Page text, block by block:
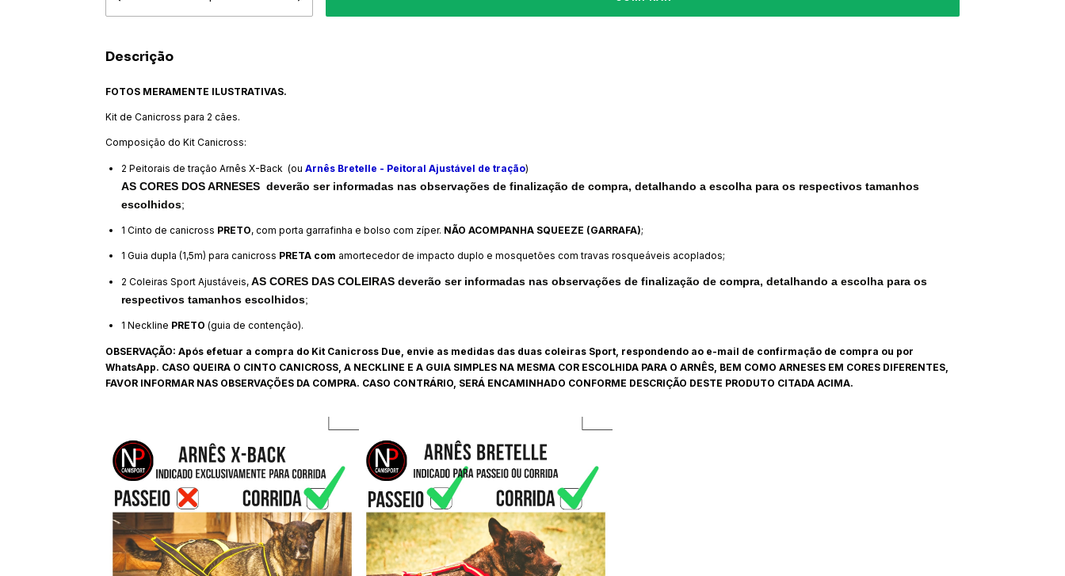
Descrição
FOTOS MERAMENTE ILUSTRATIVAS.
Kit de Canicross para 2 cães.
Composição do Kit Canicross:
2 Peitorais de tração Arnês X-Back (ou Arnês Bretelle - Peitoral Ajustável de tração)
AS CORES DOS ARNESES deverão ser informadas nas observações de finalização de compra, detalhando a escolha para os respectivos tamanhos
escolhidos;
1 Cinto de canicross PRETO, com porta garrafinha e bolso com zíper. NÃO ACOMPANHA SQUEEZE (GARRAFA);
1 Guia dupla (1,5m) para canicross PRETA com amortecedor de impacto duplo e mosquetões com travas rosqueáveis acoplados;
2 Coleiras Sport Ajustáveis, AS CORES DAS COLEIRAS deverão ser informadas nas observações de finalização de compra, detalhando a escolha para os
respectivos tamanhos escolhidos;
1 Neckline PRETO (guia de contenção).
OBSERVAÇÃO: Após efetuar a compra do Kit Canicross Due, envie as medidas das duas coleiras Sport, respondendo ao e-mail de confirmação de compra ou por
WhatsApp. CASO QUEIRA O CINTO CANICROSS, A NECKLINE E A GUIA SIMPLES NA MESMA COR ESCOLHIDA PARA O ARNÊS, BEM COMO ARNESES EM CORES DIFERENTES,
FAVOR INFORMAR NAS OBSERVAÇÕES DA COMPRA. CASO CONTRÁRIO, SERÁ ENCAMINHADO CONFORME DESCRIÇÃO DESTE PRODUTO CITADA ACIMA.